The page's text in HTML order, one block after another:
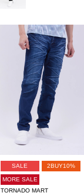
SALE 2BUY10%
MORE SALE
TORNADO MART